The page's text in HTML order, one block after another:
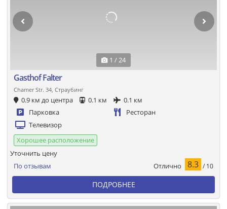
1 / 24
Gasthof Falter
Chamer Str. 34, Страубинг
0.9 км до центра 0.1 км
0.1 км
Парковка
Ресторан
Телевизор
Хорошее расположение
По отзывам Отлично 8.3 / 10
Уточнить цену
ПОДРОБНЕЕ